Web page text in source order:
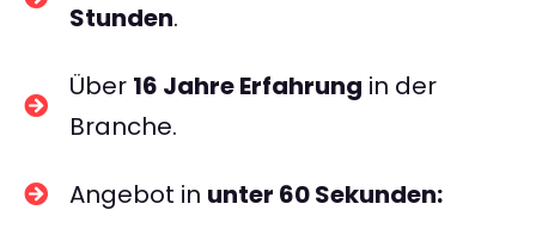
Stunden.
Über 16 Jahre Erfahrung in der
Branche.
Angebot in unter 60 Sekunden: